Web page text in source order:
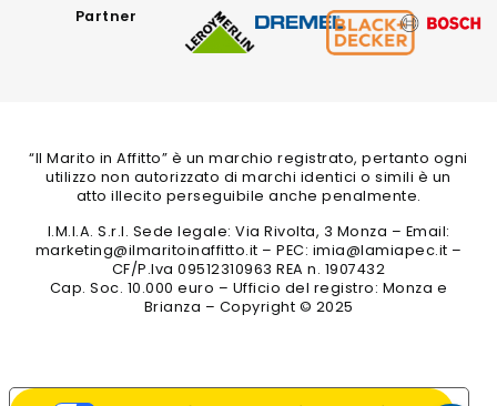
Partner
“Il Marito in Affitto” è un marchio registrato, pertanto ogni
utilizzo non autorizzato di marchi identici o simili è un
atto illecito perseguibile anche penalmente.
I.M.I.A. S.r.l. Sede legale: Via Rivolta, 3 Monza – Email:
marketing@ilmaritoinaffitto.it – PEC: imia@lamiapec.it –
CF/P.Iva 09512310963 REA n. 1907432
Cap. Soc. 10.000 euro – Ufficio del registro: Monza e
Brianza – Copyright © 2025